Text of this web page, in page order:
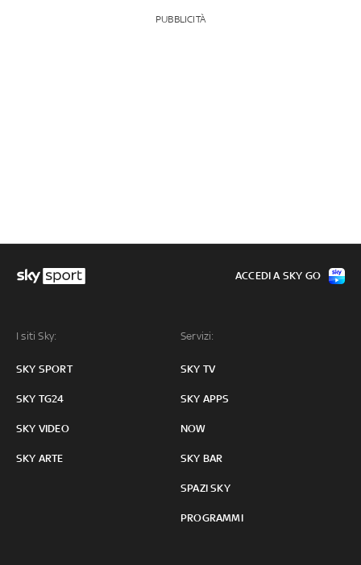
PUBBLICITÀ
I siti Sky:
SKY SPORT
SKY TG24
SKY VIDEO
SKY ARTE
Servizi:
SKY TV
SKY APPS
NOW
SKY BAR
SPAZI SKY
PROGRAMMI
ACCEDI A SKY GO